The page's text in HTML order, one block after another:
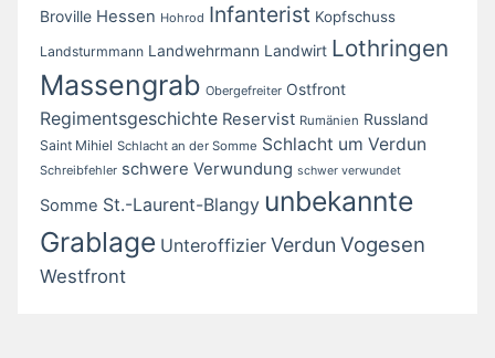
Broville Hessen Hohrod Infanterist Kopfschuss
Landsturmmann Landwehrmann Landwirt Lothringen
Massengrab Obergefreiter Ostfront
Regimentsgeschichte Reservist Rumänien Russland
Saint Mihiel Schlacht an der Somme Schlacht um Verdun
Schreibfehler schwere Verwundung schwer verwundet
Somme St.-Laurent-Blangy unbekannte
Grablage Unteroffizier Verdun Vogesen
Westfront